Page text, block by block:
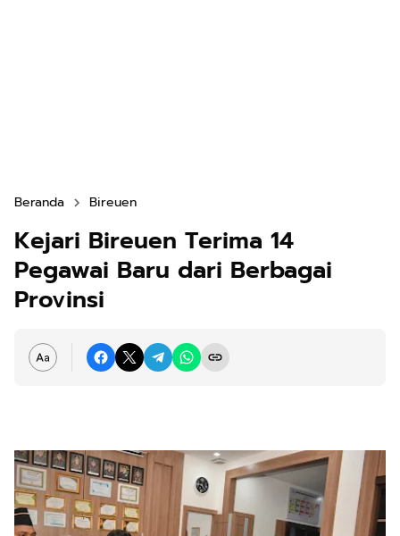
Beranda Bireuen
Kejari Bireuen Terima 14
Pegawai Baru dari Berbagai
Provinsi